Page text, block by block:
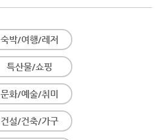
숙박/여행/레저
특산물/쇼핑
문화/예술/취미
건설/건축/가구